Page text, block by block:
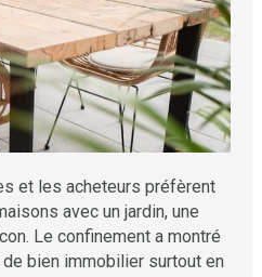
et les acheteurs préfèrent
avec un jardin, une
Le confinement a montré
bien immobilier surtout en